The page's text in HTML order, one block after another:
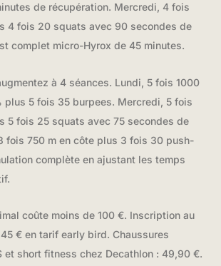
de récupération. Mercredi, 4 fois
4 fois 20 squats avec 90 secondes de
complet micro-Hyrox de 45 minutes.
à 4 séances. Lundi, 5 fois 1000
plus 5 fois 35 burpees. Mercredi, 5 fois
5 fois 25 squats avec 75 secondes de
fois 750 m en côte plus 3 fois 30 push-
complète en ajustant les temps
coûte moins de 100 €. Inscription au
€ en tarif early bird. Chaussures
et short fitness chez Decathlon : 49,90 €.